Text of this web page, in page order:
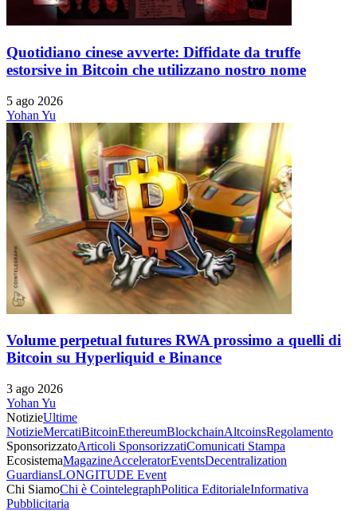
Quotidiano cinese avverte: Diffidate da truffe
estorsive in Bitcoin che utilizzano nostro nome
5 ago 2026
Yohan Yu
Volume perpetual futures RWA prossimo a quelli di
Bitcoin su Hyperliquid e Binance
3 ago 2026
Yohan Yu
NotizieUltime
NotizieMercatiBitcoinEthereumBlockchainAltcoinsRegolamento
SponsorizzatoArticoli SponsorizzatiComunicati Stampa
EcosistemaMagazineAcceleratorEventsDecentralization
GuardiansLONGITUDE Event
Chi SiamoChi è CointelegraphPolitica EditorialeInformativa
Pubblicitaria